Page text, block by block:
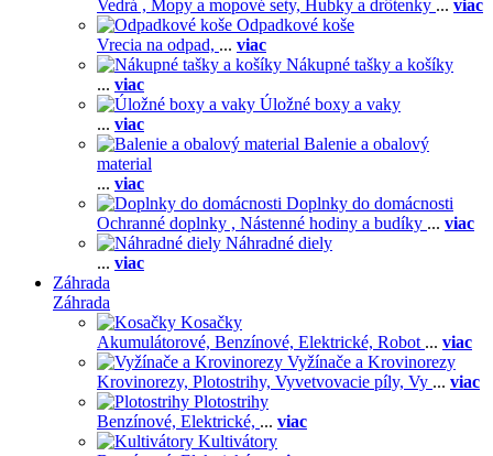
Vedrá , Mopy a mopové sety, Hubky a drôtenky ... viac
Odpadkové koše
Vrecia na odpad, ... viac
Nákupné tašky a košíky
... viac
Úložné boxy a vaky
... viac
Balenie a obalový
material
... viac
Doplnky do domácnosti
Ochranné doplnky , Nástenné hodiny a budíky ... viac
Náhradné diely
... viac
Záhrada
Záhrada
Kosačky
Akumulátorové, Benzínové, Elektrické, Robot ... viac
Vyžínače a Krovinorezy
Krovinorezy, Plotostrihy, Vyvetvovacie píly, Vy ... viac
Plotostrihy
Benzínové, Elektrické, ... viac
Kultivátory